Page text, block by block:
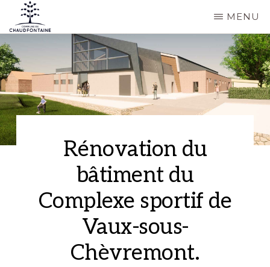
Passer
au
contenu
principal
DE
CHAUDFONTAINE
Site
officiel
de
la
commune
de
MENU
Rénovation du
bâtiment du
Complexe sportif de
Vaux-sous-
Chèvremont.